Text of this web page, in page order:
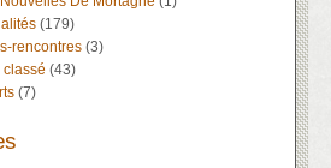
(179)
rencontres (3)
classé (43)
(7)